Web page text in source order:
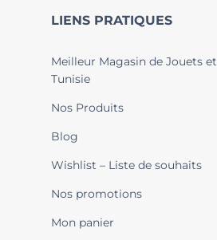
LIENS PRATIQUES
Meilleur Magasin de Jouets
Tunisie
Nos Produits
Blog
Wishlist – Liste de souhaits
Nos promotions
Mon panier